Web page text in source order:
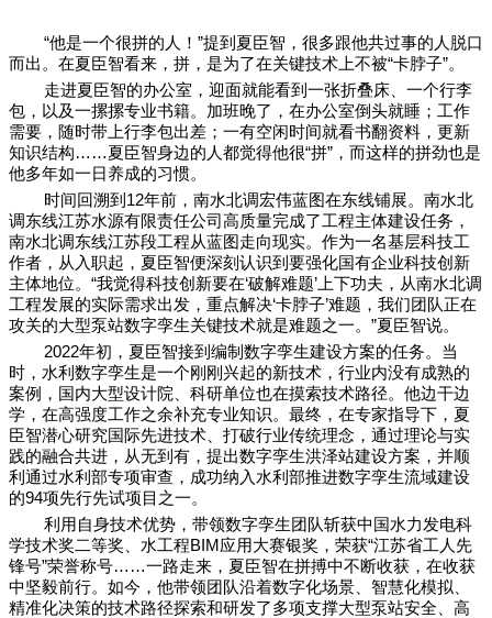
“他是一个很拼的人！”提到夏臣智，很多跟他共过事的人脱口
而出。在夏臣智看来，拼，是为了在关键技术上不被“卡脖子”。
走进夏臣智的办公室，迎面就能看到一张折叠床、一个行李
包，以及一摞摞专业书籍。加班晚了，在办公室倒头就睡；工作
需要，随时带上行李包出差；一有空闲时间就看书翻资料，更新
知识结构……夏臣智身边的人都觉得他很“拼”，而这样的拼劲也是
他多年如一日养成的习惯。
时间回溯到 12年前，南水北调宏伟蓝图在东线铺展。南水北
调东线江苏水源有限责任公司高质量完成了工程主体建设任务，
南水北调东线江苏段工程从蓝图走向现实。作为一名基层科技工
作者，从入职起，夏臣智便深刻认识到要强化国有企业科技创新
主体地位。“我觉得科技创新要在‘破解难题’上下功夫，从南水北调
工程发展的实际需求出发，重点解决‘卡脖子’难题，我们团队正在
攻关的大型泵站数字孪生关键技术就是难题之一。”夏臣智说。
2022年初，夏臣智接到编制数字孪生建设方案的任务。当
时，水利数字孪生是一个刚刚兴起的新技术，行业内没有成熟的
案例，国内大型设计院、科研单位也在摸索技术路径。他边干边
学，在高强度工作之余补充专业知识。最终，在专家指导下，夏
臣智潜心研究国际先进技术、打破行业传统理念，通过理论与实
践的融合共进，从无到有，提出数字孪生洪泽站建设方案，并顺
利通过水利部专项审查，成功纳入水利部推进数字孪生流域建设
的94项先行先试项目之一。
利用自身技术优势，带领数字孪生团队斩获中国水力发电科
学技术奖二等奖、水工程BIM应用大赛银奖，荣获“江苏省工人先
锋号”荣誉称号……一路走来，夏臣智在拼搏中不断收获，在收获
中坚毅前行。如今，他带领团队沿着数字化场景、智慧化模拟、
精准化决策的技术路径探索和研发了多项支撑大型泵站安全、高